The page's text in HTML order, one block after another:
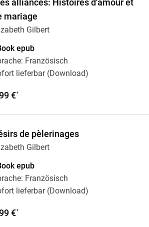
alliances: Histoires d'amour et
mariage
Gilbert
epub
Französisch
lieferbar (Download)
€*
de pèlerinages
Gilbert
epub
Französisch
lieferbar (Download)
€*